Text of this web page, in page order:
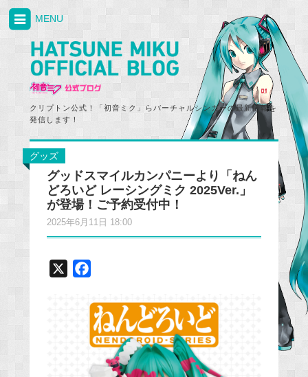
クリプトン公式！「初音ミク」らバーチャルシンガーの最新情報を
発信します！
MENU
グッズ
グッドスマイルカンパニーより「ねん
どろいど レーシングミク 2025Ver.」
が登場！ご予約受付中！
2025年6月11日 18:00
c
e
b